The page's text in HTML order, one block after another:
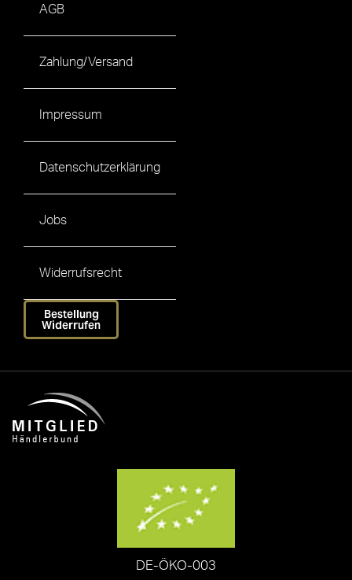
AGB
Zahlung/Versand
Impressum
Datenschutzerklärung
Jobs
Widerrufsrecht
Bestellung
Widerrufen
DE-ÖKO-003